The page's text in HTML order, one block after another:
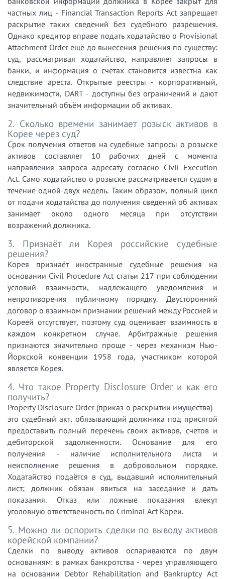
частных лиц - Financial Transaction Reports Act запрещает
раскрытие таких сведений без судебного разрешения.
Однако кредитор вправе подать ходатайство о Provisional
Attachment Order ещё до вынесения решения по существу:
суд, рассматривая ходатайство, направляет запросы в
банки, и информация о счетах становится известна как
следствие ареста. Открытые реестры - корпоративный,
недвижимости, DART - доступны без ограничений и дают
значительный объём информации об активах.
2. Сколько времени занимает розыск активов в
Корее через суд?
Срок получения ответов на судебные запросы о розыске
активов составляет 10 рабочих дней с момента
направления запроса адресату согласно Civil Execution
Act. Само ходатайство о розыске рассматривается судом в
течение одной-двух недель. Таким образом, полный цикл
от подачи ходатайства до получения сведений об активах
занимает около одного месяца при отсутствии
возражений должника.
3. Признаёт ли Корея российские судебные
решения?
Корея признаёт иностранные судебные решения на
основании Civil Procedure Act статьи 217 при соблюдении
условий взаимности, надлежащего уведомления и
непротиворечия публичному порядку. Двусторонний
договор о взаимном признании решений между Россией и
Кореей отсутствует, поэтому суд оценивает взаимность в
каждом конкретном случае. Арбитражные решения
признаются значительно проще - через механизм Нью-
Йоркской конвенции 1958 года, участником которой
является Корея.
4. Что такое Property Disclosure Order и как его
получить?
Property Disclosure Order (приказ о раскрытии имущества) -
это судебный акт, обязывающий должника под присягой
предоставить полный перечень своих активов, счетов и
дебиторской задолженности. Основание для его
получения - наличие исполнительного листа и
неисполнение решения в добровольном порядке.
Ходатайство подаётся в суд, выдавший исполнительный
лист; должник обязан явиться на заседание и дать
показания. Отказ или ложные показания влекут
уголовную ответственность по Criminal Act Кореи.
5. Можно ли оспорить сделки по выводу активов
корейской компании?
Сделки по выводу активов оспариваются по двум
основаниям: в рамках банкротства - через управляющего
на основании Debtor Rehabilitation and Bankruptcy Act